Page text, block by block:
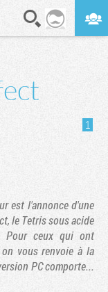
1
est l'annonce d'une
le Tetris sous acide
Pour ceux qui ont
vous renvoie à la
PC comporte...